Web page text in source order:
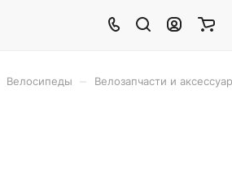
Велосипеды Велозапчасти и